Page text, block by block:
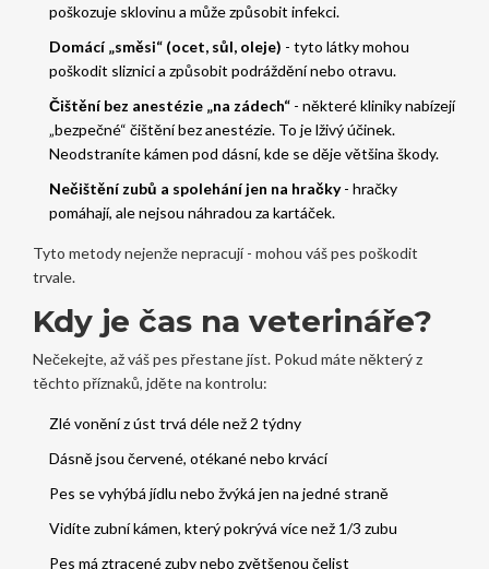
poškozuje sklovinu a může způsobit infekci.
Domácí „směsi“ (ocet, sůl, oleje) - tyto látky mohou
poškodit sliznici a způsobit podráždění nebo otravu.
Čištění bez anestézie „na zádech“- některé kliniky nabízejí
„bezpečné“ čištění bez anestézie. To je lživý účinek.
Neodstraníte kámen pod dásní, kde se děje většina škody.
Nečištění zubů a spolehání jen na hračky- hračky
pomáhají, ale nejsou náhradou za kartáček.
Tyto metody nejenže nepracují - mohou váš pes poškodit
trvale.
Kdy je čas na veterináře?
Nečekejte, až váš pes přestane jíst. Pokud máte některý z
těchto příznaků, jděte na kontrolu:
Zlé vonění z úst trvá déle než 2 týdny
Dásně jsou červené, otékané nebo krvácí
Pes se vyhýbá jídlu nebo žvýká jen na jedné straně
Vidíte zubní kámen, který pokrývá více než 1/3 zubu
Pes má ztracené zuby nebo zvětšenou čelist